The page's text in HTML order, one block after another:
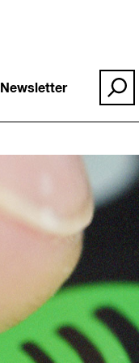
Newsletter